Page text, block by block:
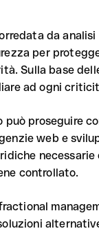
da
per
Sulla base
ad ogni
può proseguire
web e
controllato.